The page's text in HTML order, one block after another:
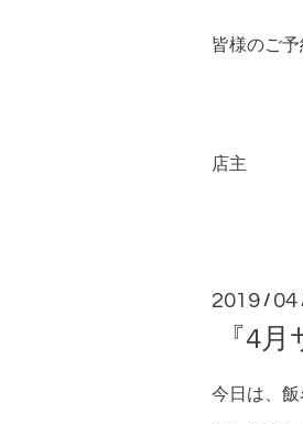
皆様のご
店主
2019 / 04
『4
今日は、飯